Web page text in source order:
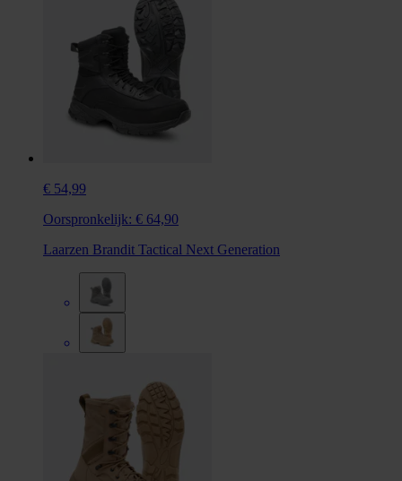
€ 54,99
Oorspronkelijk: € 64,90
Laarzen Brandit Tactical Next Generation